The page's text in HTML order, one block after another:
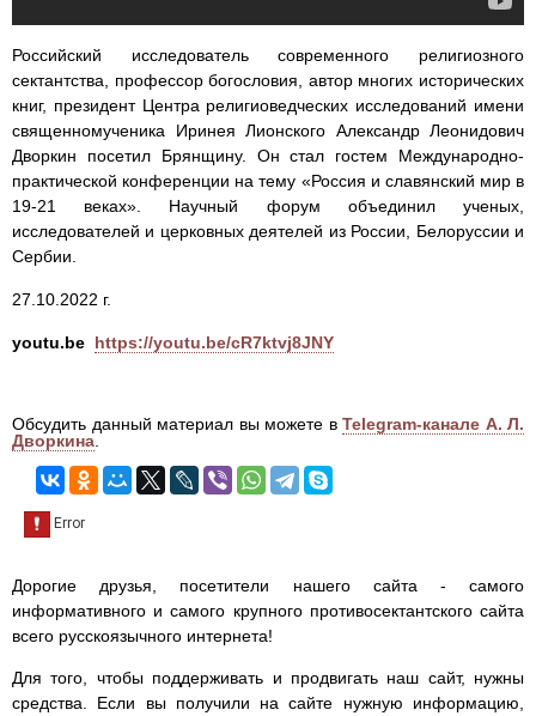
Российский исследователь современного религиозного
сектантства, профессор богословия, автор многих исторических
книг, президент Центра религиоведческих исследований имени
священномученика Иринея Лионского Александр Леонидович
Дворкин посетил Брянщину. Он стал гостем Международно-
практической конференции на тему «Россия и славянский мир в
19-21 веках». Научный форум объединил ученых,
исследователей и церковных деятелей из России, Белоруссии и
Сербии.
27.10.2022 г.
youtu.be https://youtu.be/cR7ktvj8JNY
Обсудить данный материал вы можете в Telegram-канале А. Л.
Дворкина
Дорогие друзья, посетители нашего сайта - самого
информативного и самого крупного противосектантского сайта
всего русскоязычного интернета!
Для того, чтобы поддерживать и продвигать наш сайт, нужны
средства. Если вы получили на сайте нужную информацию,